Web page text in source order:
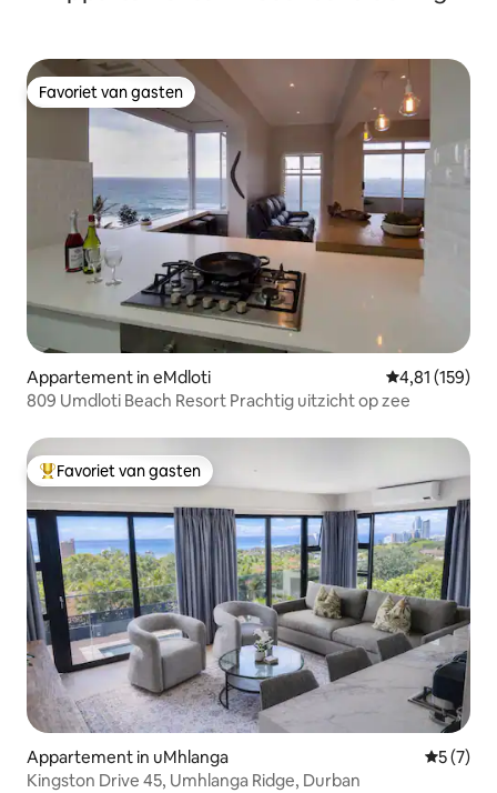
Favoriet van gasten
Favoriet van gasten
Appartement in eMdloti Gemiddelde
4,81 (159)
809 Umdloti Beach Resort Prachtig uitzicht op zee
Topfavoriet van gasten
Favoriet van gasten
Appartement in uMhlanga
5 (7)
Kingston Drive 45, Umhlanga Ridge, Durban